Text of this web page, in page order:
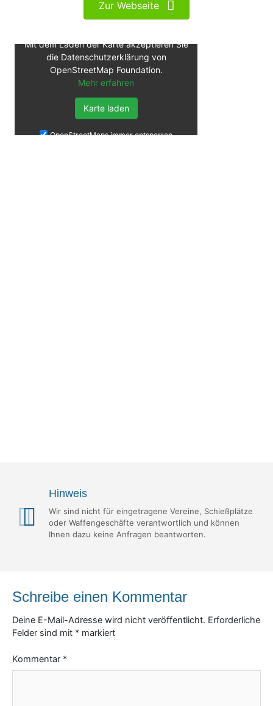
Zur Webseite
Mit dem Laden der Karte akzeptieren Sie
die Datenschutzerklärung von
OpenStreetMap Foundation.
Mehr erfahren
Karte laden
OpenStreetMaps immer entsperren
Hinweis
Wir sind nicht für eingetragene Vereine, Schießplätze
oder Waffengeschäfte verantwortlich und können
Ihnen dazu keine Anfragen beantworten.
Schreibe einen Kommentar
Deine E-Mail-Adresse wird nicht veröffentlicht. Erforderliche
Felder sind mit * markiert
Kommentar *